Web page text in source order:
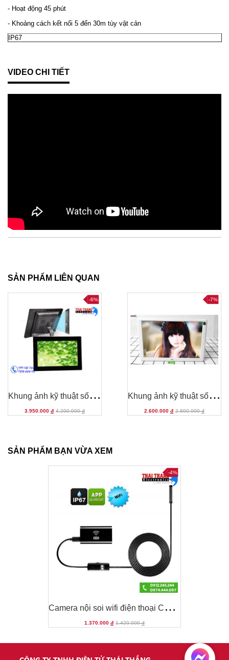
- Hoạt động 45 phút
- Khoảng cách kết nối 5 đến 30m tùy vật cản
IP67
VIDEO CHI TIẾT
SẢN PHẨM LIÊN QUAN
K
hung ảnh kỹ thuật số 15 inch
3.950.000 đ 4.200.000đ
-6%
K
hung ảnh kỹ thuật số 10 inch Transcend Taiwan
2.600.000 đ 2.800.000đ
-7%
SẢN PHẨM BẠN VỪA XEM
C
amera nội soi wifi điện thoại CNS08WF-02
1.370.000 đ 1.420.000đ
-4%